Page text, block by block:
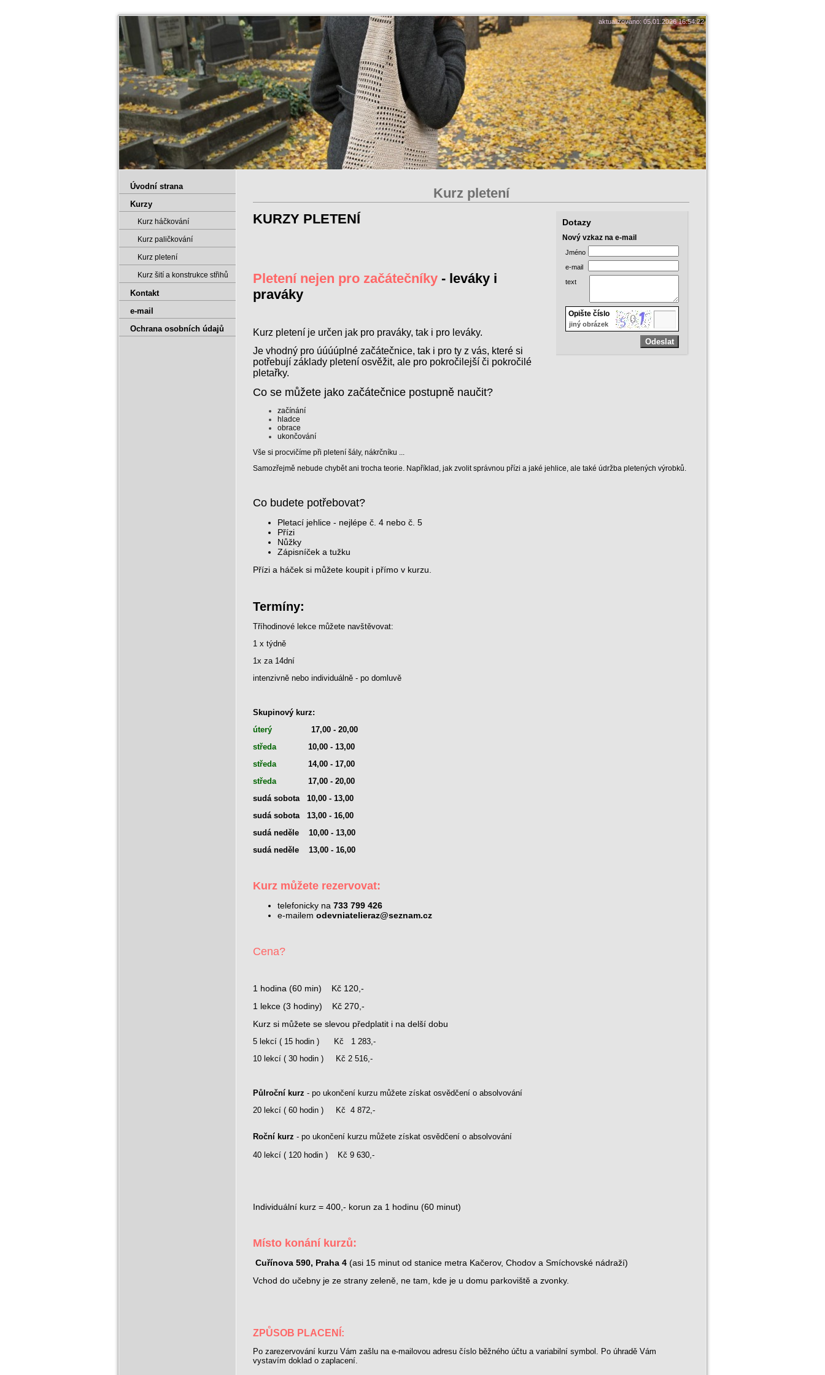
aktualizováno: 05.01.2026 16:54:22
Kurz pletení
Dotazy
Nový vzkaz na e-mail
Jméno
e-mail
text
Opište číslo
jiný obrázek
KURZY PLETENÍ
Pletení nejen pro začátečníky - leváky i
praváky
Kurz pletení je určen jak pro praváky, tak i pro leváky.
Je vhodný pro úúúúplné začátečnice, tak i pro ty z vás, které si
potřebují základy pletení osvěžit, ale pro pokročilejší či pokročilé
pletařky.
Co se můžete jako začátečnice postupně naučit?
začínání
hladce
obrace
ukončování
Vše si procvičíme při pletení šály, nákrčníku ...
Samozřejmě nebude chybět ani trocha teorie. Například, jak zvolit správnou přízi a jaké jehlice, ale také údržba pletených výrobků.
Co budete potřebovat?
Pletací jehlice - nejlépe č. 4 nebo č. 5
Přízi
Nůžky
Zápisníček a tužku
Přízi a háček si můžete koupit i přímo v kurzu.
Termíny:
Tříhodinové lekce můžete navštěvovat:
1 x týdně
1x za 14dní
intenzivně nebo individuálně - po domluvě
Skupinový kurz:
úterý 17,00 - 20,00
středa
10,00 - 13,00
středa14,00 - 17,00
středa17,00 - 20,00
sudá sobota 10,00 - 13,00
sudá sobota
13,00 - 16,00
sudá neděle 10,00 - 13,00
sudá neděle 13,00 - 16,00
Kurz můžete rezervovat:
telefonicky na 733 799 426
e-mailem odevniatelieraz@seznam.cz
Cena?
1 hodina (60 min) Kč 120,-
1 lekce (3 hodiny) Kč 270,-
Kurz si můžete se slevou předplatit i na delší dobu
5 lekcí ( 15 hodin ) Kč 1 283,-
10 lekcí ( 30 hodin ) Kč 2 516,-
Půlroční kurz - po ukončení kurzu můžete získat osvědčení o absolvování
20 lekcí ( 60 hodin ) Kč 4 872,-
Roční kurz - po ukončení kurzu můžete získat osvědčení o absolvování
40 lekcí ( 120 hodin ) Kč 9 630,-
Individuální kurz = 400,- korun za 1 hodinu (60 minut)
Místo konání kurzů:
Cuřínova 590, Praha 4 (asi 15 minut od stanice metra Kačerov, Chodov a Smíchovské nádraží)
Vchod do učebny je ze strany zeleně, ne tam, kde je u domu parkoviště a zvonky.
ZPŮSOB PLACENÍ:
Po zarezervování kurzu Vám zašlu na e-mailovou adresu číslo běžného účtu a variabilní symbol. Po úhradě Vám
vystavím doklad o zaplacení.
Úvodní strana
Kurzy
Kurz háčkování
Kurz paličkování
Kurz pletení
Kurz šití a konstrukce střihů
Kontakt
e-mail
Ochrana osobních údajů